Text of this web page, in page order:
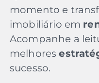
momento e
imobiliário em
Acompanhe a
melhores
sucesso.